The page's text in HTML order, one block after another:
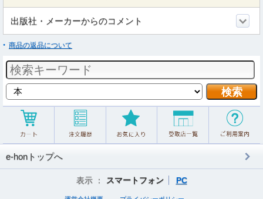
出版社・メーカーからのコメント
商品の返品について
e-honトップへ
表示 ： スマートフォン PC